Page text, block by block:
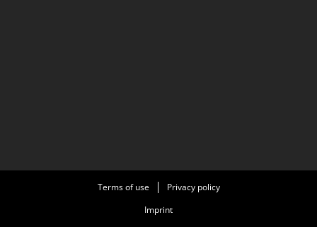
Terms of use
Privacy policy
Imprint